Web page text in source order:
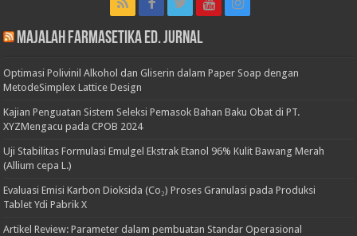
Majalah Farmasetika Ed. Jurnal
Optimasi Polivinil Alkohol dan Gliserin dalam Paper Soap dengan
MetodeSimplex Lattice Design
Kajian Penguatan Sistem Seleksi Pemasok Bahan Baku Obat di PT.
XYZMengacu pada CPOB 2024
Uji Stabilitas Formulasi Emulgel Ekstrak Etanol 96% Kulit Bawang Merah
(Allium cepa L.)
Evaluasi Emisi Karbon Dioksida (Co₂) Proses Granulasi pada Produksi
Tablet Ydi Pabrik X
Artikel Review: Parameter dalam pembuatan Standar Operasional